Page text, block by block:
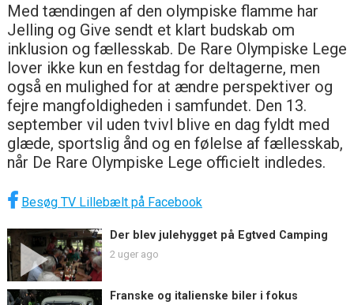
Med tændingen af den olympiske flamme har
Jelling og Give sendt et klart budskab om
inklusion og fællesskab. De Rare Olympiske Lege
lover ikke kun en festdag for deltagerne, men
også en mulighed for at ændre perspektiver og
fejre mangfoldigheden i samfundet. Den 13.
september vil uden tvivl blive en dag fyldt med
glæde, sportslig ånd og en følelse af fællesskab,
når De Rare Olympiske Lege officielt indledes.
Besøg TV Lillebælt på Facebook
Der blev julehygget på Egtved Camping
2 uger ago
Franske og italienske biler i fokus